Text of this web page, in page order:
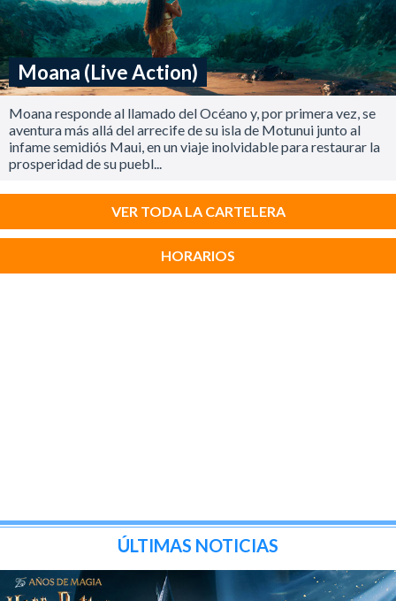
Moana (Live Action)
Moana responde al llamado del Océano y, por primera vez, se
aventura más allá del arrecife de su isla de Motunui junto al
infame semidiós Maui, en un viaje inolvidable para restaurar la
prosperidad de su puebl...
VER TODA LA CARTELERA
HORARIOS
ÚLTIMAS NOTICIAS